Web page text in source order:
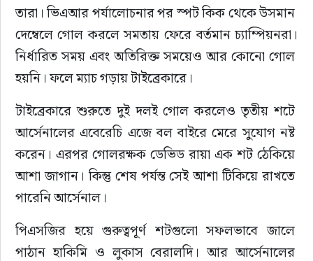
তারা। ভিএআর পর্যালোচনার পর স্পট কিক থেকে উসমান
দেম্বেলে গোল করলে সমতায় ফেরে বর্তমান চ্যাম্পিয়নরা।
নির্ধারিত সময় এবং অতিরিক্ত সময়েও আর কোনো গোল
হয়নি। ফলে ম্যাচ গড়ায় টাইব্রেকারে।
টাইব্রেকারে শুরুতে দুই দলই গোল করলেও তৃতীয় শটে
আর্সেনালের এবেরেচি এজে বল বাইরে মেরে সুযোগ নষ্ট
করেন। এরপর গোলরক্ষক ডেভিড রায়া এক শট ঠেকিয়ে
আশা জাগান। কিন্তু শেষ পর্যন্ত সেই আশা টিকিয়ে রাখতে
পারেনি আর্সেনাল।
পিএসজির হয়ে গুরুত্বপূর্ণ শটগুলো সফলভাবে জালে
পাঠান হাকিমি ও লুকাস বেরালদি। আর আর্সেনালের